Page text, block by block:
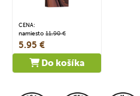
CENA:
namiesto 11.90 €
5.95 €
Do košíka